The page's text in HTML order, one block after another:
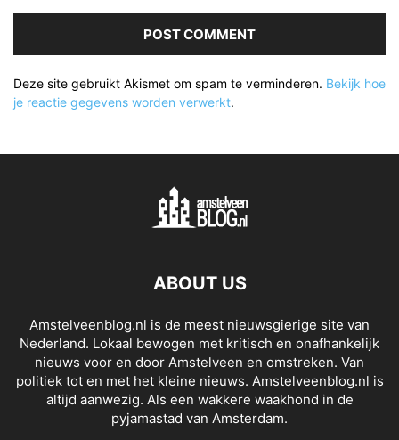
Deze site gebruikt Akismet om spam te verminderen. Bekijk hoe
je reactie gegevens worden verwerkt.
ABOUT US
Amstelveenblog.nl is de meest nieuwsgierige site van
Nederland. Lokaal bewogen met kritisch en onafhankelijk
nieuws voor en door Amstelveen en omstreken. Van
politiek tot en met het kleine nieuws. Amstelveenblog.nl is
altijd aanwezig. Als een wakkere waakhond in de
pyjamastad van Amsterdam.